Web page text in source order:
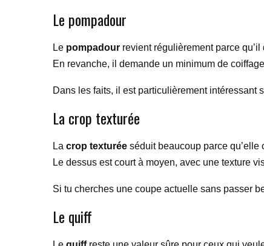
Le pompadour
Le pompadour revient régulièrement parce
En revanche, il demande un minimum de
Dans les faits, il est particulièrement intéressant
La crop texturée
La crop texturée séduit beaucoup parce
Le dessus est court à moyen, avec une texture
Si tu cherches une coupe actuelle sans passer
Le quiff